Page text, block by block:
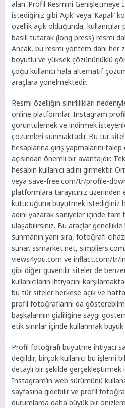
alan ‘Profil Resmini Genişletmeye
istediğiniz gibi ‘Açık’ veya
özellik açık olduğunda,
basılı tutarak (long press) resmi
Ancak, bu resmi yöntem dahi her
boyutlu ve yüksek çözünürlüklü
çoğu kullanıcı hala alternatif
araçlara yönelmektedir.
Resmi özelliğin sınırlılıkları
online platformlar, Instagram
görüntülemek ve indirmek
çözümleri sunmaktadır. Bu tür
hesaplarına giriş yapmalarını
açısından önemli bir avantajdır.
hesabın kullanıcı adını girmektir.
veya save-free.com/tr/profile-
platformlara tarayıcınız üzerinden
kutucuğuna büyütmek istediğiniz
adını yazarak saniyeler içinde
ulaşabilirsiniz. Bu araçlar genellikle
sunmanın yanı sıra, fotoğrafı
sunar. ssmarket.net,
views4you.com ve inflact.com/tr/
gibi diğer güvenilir siteler de
kullanıcıların ihtiyacını
bu tür siteler herkese açık ve
profil fotoğraflarını da
başkalarının gizliliğine saygı
etik sınırlar içinde kullanmak
Profil fotoğrafı büyütme ihtiyacı
değildir; birçok kullanıcı bu işlemi
detaylı bir şekilde gerçekleştirmek
Instagram’ın web sürümünü
sayfasına gidebilir ve profil
durumlarda daha büyük bir